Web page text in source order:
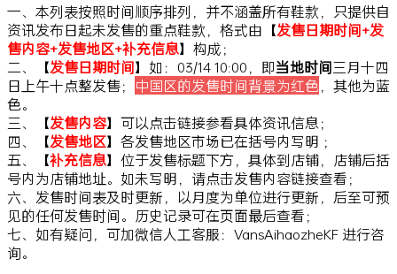
一、本列表按照时间顺序排列，并不涵盖所有鞋款，只提供自
资讯发布日起未发售的重点鞋款，格式由【发售日期时间+发
售内容+发售地区+补充信息】构成；
二、【发售日期时间】如：03/14 10:00，即当地时间三月十四
日上午十点整发售； 中国区的发售时间背景为红色 ，其他为蓝
色。
三、【发售内容】可以点击链接参看具体资讯信息；
四、【发售地区】各发售地区市场已在括号内写明 ；
五、【补充信息】位于发售标题下方，具体到店铺，店铺后括
号内为店铺地址。如未写明，请点击发售内容链接查看；
六、发售时间表及时更新，以月度为单位进行更新，后至可预
见的任何发售时间。历史记录可在页面最后查看；
七、如有疑问，可加微信人工客服：VansAihaozheKF 进行咨
询。